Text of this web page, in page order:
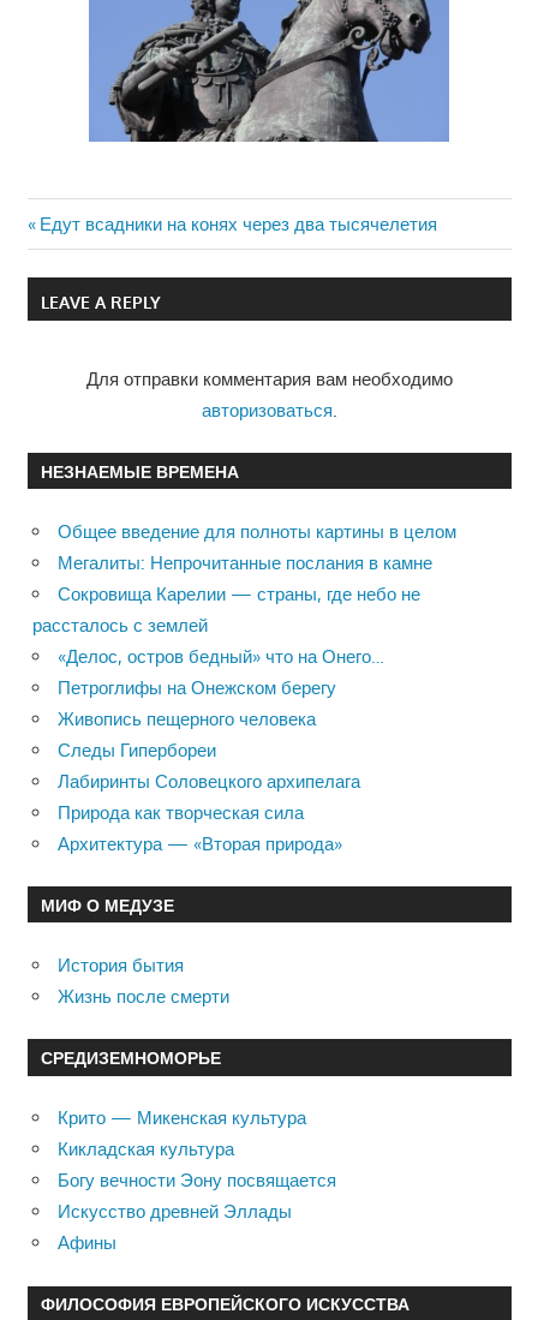
Навигация
по
Previous
Post:
Едут всадники на конях через два тысячелетия
LEAVE A REPLY
Для отправки комментария вам необходимо
авторизоваться
НЕЗНАЕМЫЕ ВРЕМЕНА
Общее введение для полноты картины в целом
Мегалиты: Непрочитанные послания в камне
Сокровища Карелии — страны, где небо не
рассталось с землей
«Делос, остров бедный» что на Онего…
Петроглифы на Онежском берегу
Живопись пещерного человека
Следы Гипербореи
Лабиринты Соловецкого архипелага
Природа как творческая сила
Архитектура — «Вторая природа»
МИФ О МЕДУЗЕ
История бытия
Жизнь после смерти
СРЕДИЗЕМНОМОРЬЕ
Крито — Микенская культура
Кикладская культура
Богу вечности Эону посвящается
Искусство древней Эллады
Афины
ФИЛОСОФИЯ ЕВРОПЕЙСКОГО ИСКУССТВА